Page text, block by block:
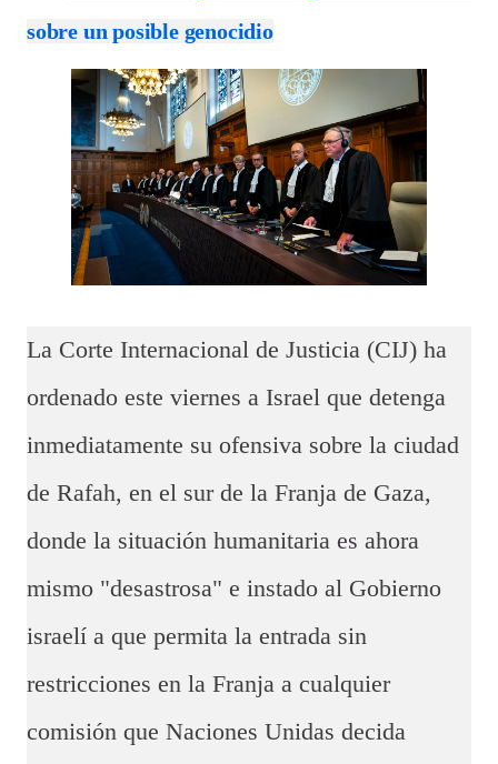
sobre un posible genocidio
La Corte Internacional de Justicia (CIJ) ha
ordenado este viernes a Israel que detenga
inmediatamente su ofensiva sobre la ciudad
de Rafah, en el sur de la Franja de Gaza,
donde la situación humanitaria es ahora
mismo "desastrosa" e instado al Gobierno
israelí a que permita la entrada sin
restricciones en la Franja a cualquier
comisión que Naciones Unidas decida